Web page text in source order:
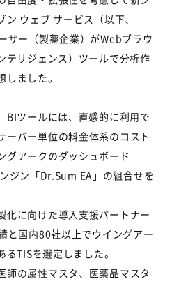
ウェブ サービス（以下、
ザー（製薬企業）がWebブラウ
テリジェンス）ツールで分析作
ました。
ツールには、直感的に利用で
ーバー単位の料金体系のコスト
グアークのダッシュボード
ジン「Dr.Sum EA」の組合せを
に向けた導入支援パートナー
と国内80社以上でウイングアー
TISを選定しました。
の属性マスタ、医薬品マスタ